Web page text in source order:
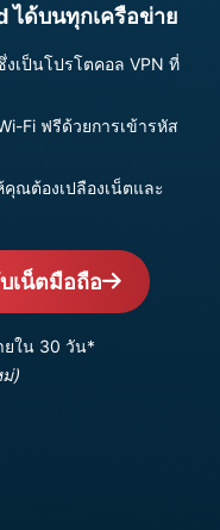
ได้บนทุกเครือข่าย
เป็นโปรโตคอล VPN ที่
Fi ฟรีด้วยการเข้ารหัส
ณต้องเปลืองเน็ตและ
เน็ตมือถือ
ยใน 30 วัน*
)